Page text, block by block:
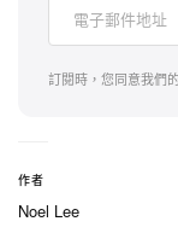
市；Kyrie
戰靴 Kai 1。
>NBA 名將
歲
訂閱時，您同意我們的
作者
Noel Lee